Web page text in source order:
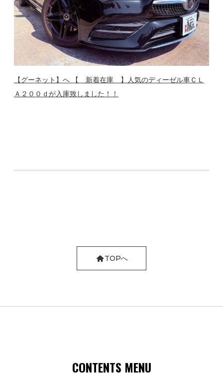
【グーネット】へ 【 新着在庫 】人気のディーゼル車ＣＬ
Ａ２００ｄが入庫致しました！！
TOPへ
CONTENTS MENU